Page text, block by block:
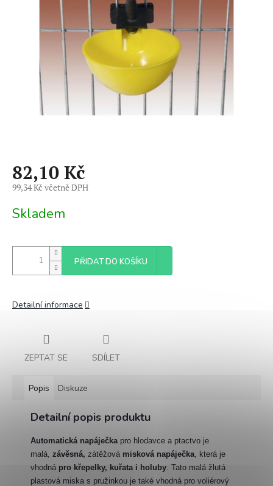
82,10 Kč
99,34 Kč včetně DPH
cena:
Skladem
PŘIDAT DO KOŠÍKU
Detailní informace
ZEPTAT SE SDÍLET
Popis Diskuze
Detailní popis produktu
Automatická napáječka pro hlodavce a ptactvo je
malá, závěsná, zátěžová misková napáječka , která je
vhodná pro křepelky, kuřata i holuby . Tato malá žlutá
plastová miska s pružinkou je také vhodná pro voliérový